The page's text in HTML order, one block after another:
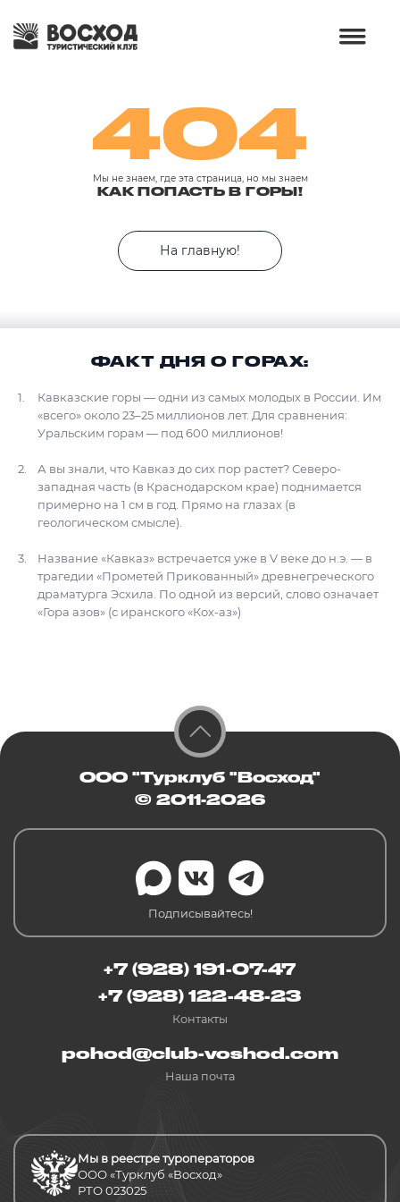
404
Мы не знаем, где эта страница, но мы знаем
КАК ПОПАСТЬ В ГОРЫ!
На главную!
ФАКТ ДНЯ О ГОРАХ:
Кавказские горы — одни из самых молодых в России. Им
«всего» около 23–25 миллионов лет. Для сравнения:
Уральским горам — под 600 миллионов!
А вы знали, что Кавказ до сих пор растет? Северо-
западная часть (в Краснодарском крае) поднимается
примерно на 1 см в год. Прямо на глазах (в
геологическом смысле).
Название «Кавказ» встречается уже в V веке до н.э. — в
трагедии «Прометей Прикованный» древнегреческого
драматурга Эсхила. По одной из версий, слово означает
«Гора азов» (с иранского «Кох-аз»)
ООО "Турклуб "Восход"
© 2011-2026
Подписывайтесь!
+7 (928) 191-07-47
+7 (928) 122-48-23
Контакты
pohod@club-voshod.com
Наша почта
Мы в реестре туроператоров
ООО «Турклуб «Восход»
РТО 023025